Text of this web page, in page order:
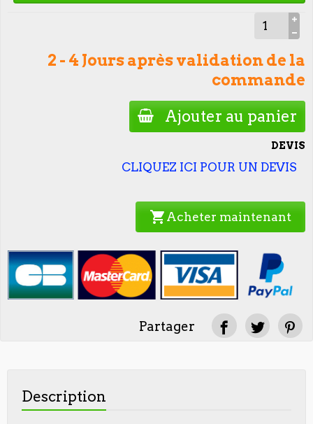
2 - 4 Jours après validation de la
commande
Ajouter au panier
DEVIS
CLIQUEZ ICI POUR UN DEVIS
shopping_cart Acheter maintenant
Partager
Description